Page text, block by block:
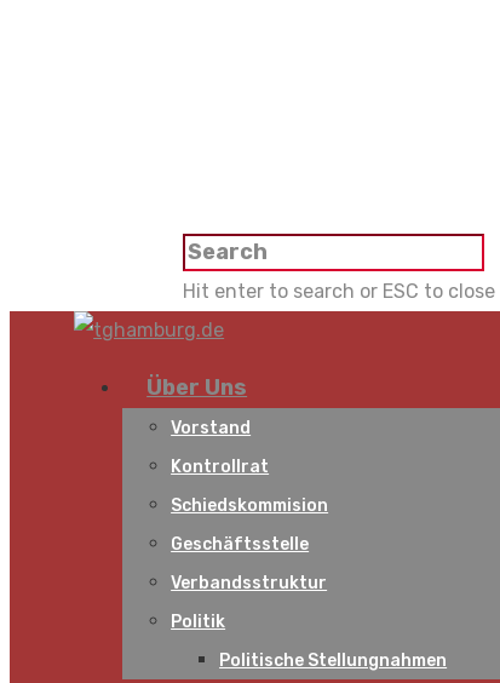
Hit enter to search or ESC to close
Über Uns
Vorstand
Kontrollrat
Schiedskommision
Geschäftsstelle
Verbandsstruktur
Politik
Politische Stellungnahmen